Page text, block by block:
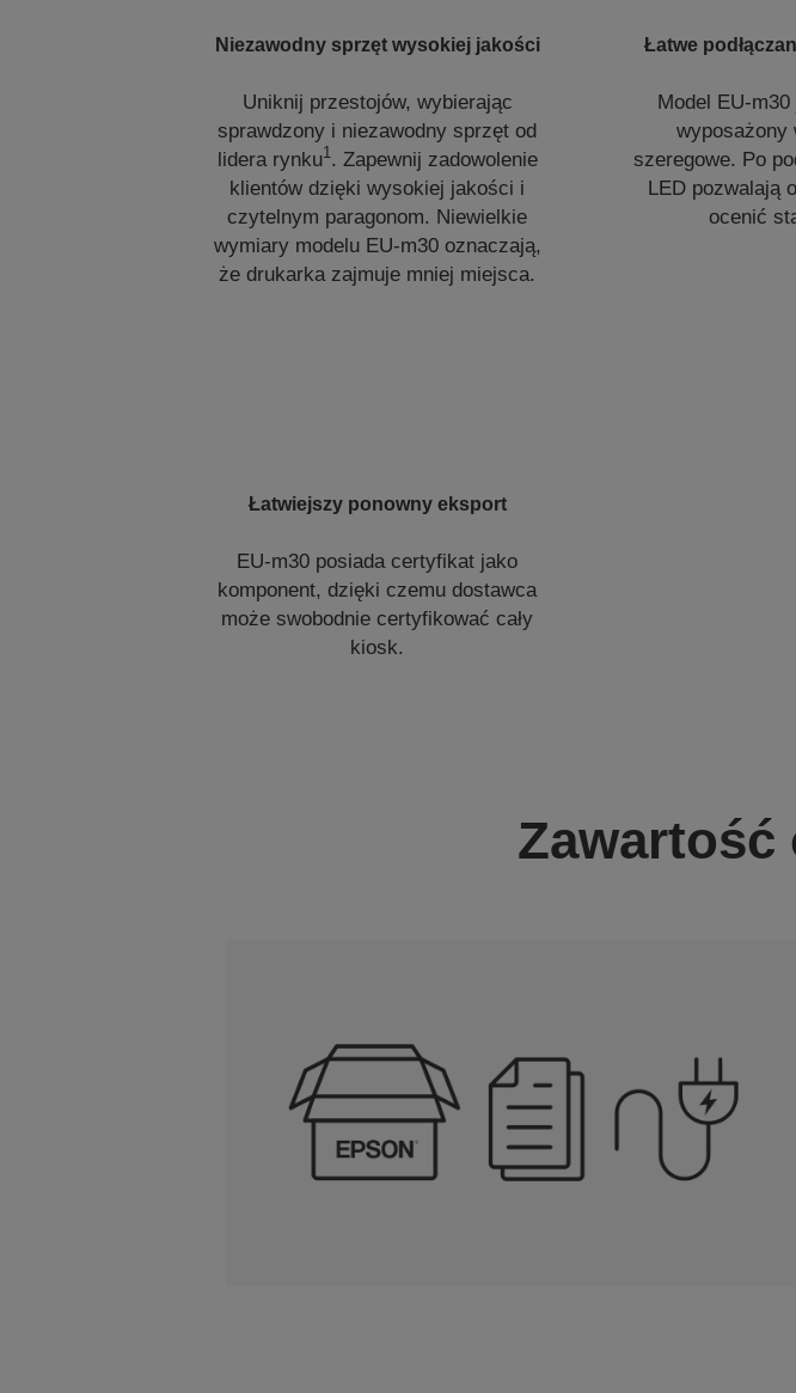
Niezawodny sprzęt wysokiej jakości
Uniknij przestojów, wybierając
sprawdzony i niezawodny sprzęt od
lidera rynku1. Zapewnij zadowolenie
klientów dzięki wysokiej jakości i
czytelnym paragonom. Niewielkie
wymiary modelu EU-m30 oznaczają,
że drukarka zajmuje mniej miejsca.
Łatwe
Model EU-
wyposażony
szeregowe. Po
LED pozwalają
ocenić
Łatwiejszy ponowny eksport
EU-m30 posiada certyfikat jako
komponent, dzięki czemu dostawca
może swobodnie certyfikować cały
kiosk.
Zawartość